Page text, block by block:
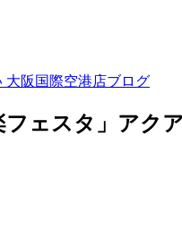
大阪国際空港店ブログ
フェスタ」アク